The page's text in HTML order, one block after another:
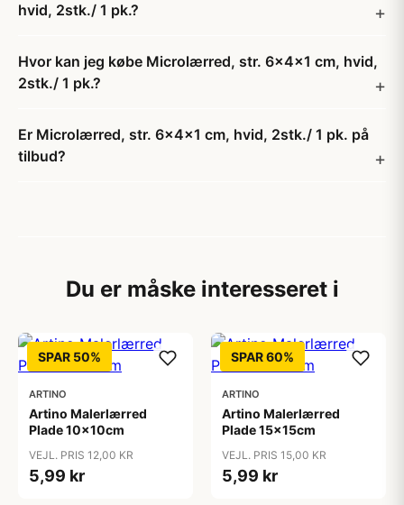
hvid, 2stk./ 1 pk.?
Hvor kan jeg købe Microlærred, str. 6x4x1 cm, hvid,
2stk./ 1 pk.?
Er Microlærred, str. 6x4x1 cm, hvid, 2stk./ 1 pk. på
tilbud?
Du er måske interesseret i
SPAR 50%
ARTINO
Artino Malerlærred
Plade 10x10cm
VEJL. PRIS 12,00 KR
5,99 kr
SPAR 60%
ARTINO
Artino Malerlærred
Plade 15x15cm
VEJL. PRIS 15,00 KR
5,99 kr